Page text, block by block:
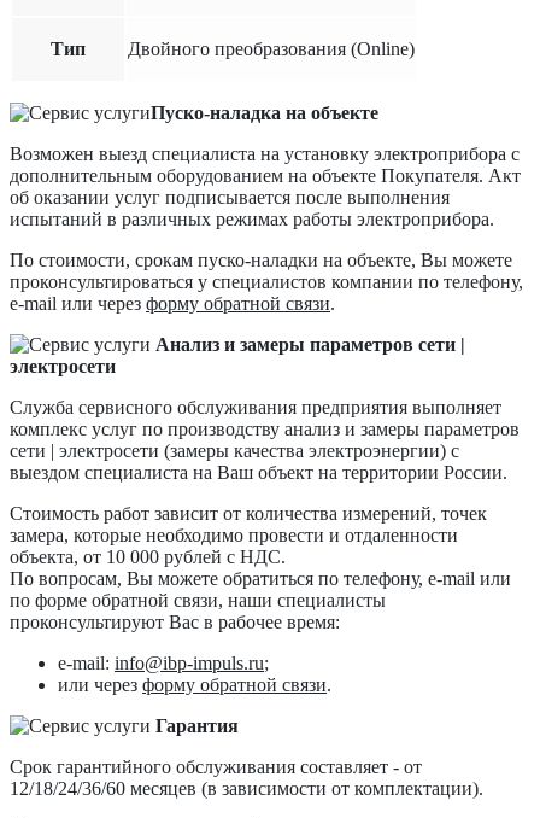
Тип Двойного преобразования (Online)
Пуско-наладка на объекте
Возможен выезд специалиста на установку электроприбора с
дополнительным оборудованием на объекте Покупателя. Акт
об оказании услуг подписывается после выполнения
испытаний в различных режимах работы электроприбора.
По стоимости, срокам пуско-наладки на объекте, Вы можете
проконсультироваться у специалистов компании по телефону,
e-mail или через форму обратной связи.
Анализ и замеры параметров сети |
электросети
Служба сервисного обслуживания предприятия выполняет
комплекс услуг по производству анализ и замеры параметров
сети | электросети (замеры качества электроэнергии) с
выездом специалиста на Ваш объект на территории России.
Стоимость работ зависит от количества измерений, точек
замера, которые необходимо провести и отдаленности
объекта, от 10 000 рублей с НДС.
По вопросам, Вы можете обратиться по телефону, e-mail или
по форме обратной связи, наши специалисты
проконсультируют Вас в рабочее время:
e-mail: info@ibp-impuls.ru;
или через форму обратной связи.
Гарантия
Срок гарантийного обслуживания составляет - от
12/18/24/36/60 месяцев (в зависимости от комплектации).